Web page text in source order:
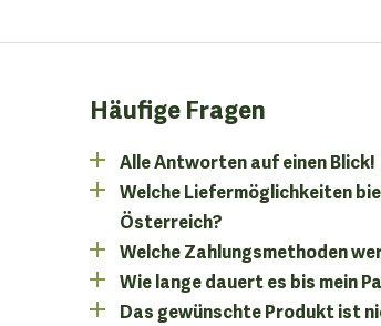
Häufige Fragen
Alle Antworten auf einen Blick!
Welche Liefermöglichkeiten
Österreich?
Welche Zahlungsmethoden
Wie lange dauert es bis mein
Das gewünschte Produkt ist